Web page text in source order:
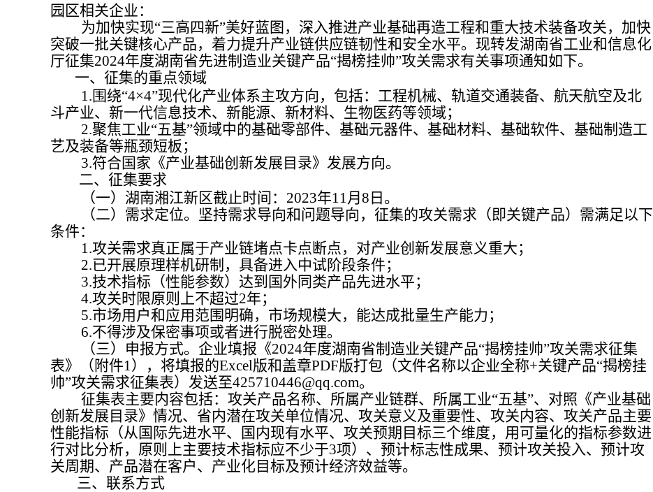
园区相关企业：
为加快实现“三高四新”美好蓝图，深入推进产业基础再造工程和重大技术装备攻关，加快
突破一批关键核心产品，着力提升产业链供应链韧性和安全水平。现转发湖南省工业和信息化
厅征集2024年度湖南省先进制造业关键产品“揭榜挂帅”攻关需求有关事项通知如下。
一、征集的重点领域
1.围绕“4×4”现代化产业体系主攻方向，包括：工程机械、轨道交通装备、航天航空及北
斗产业、新一代信息技术、新能源、新材料、生物医药等领域；
2.聚焦工业“五基”领域中的基础零部件、基础元器件、基础材料、基础软件、基础制造工
艺及装备等瓶颈短板；
3.符合国家《产业基础创新发展目录》发展方向。
二、征集要求
（一） 湖南湘江新区截止时间 ： 2023年11月 8 日。
（二）需求定位。坚持需求导向和问题导向，征集的攻关需求（即关键产品）需满足以下
条件：
1.攻关需求真正属于产业链堵点卡点断点，对产业创新发展意义重大；
2.已开展原理样机研制，具备进入中试阶段条件；
3.技术指标（性能参数）达到国外同类产品先进水平；
4.攻关时限原则上不超过2年；
5.市场用户和应用范围明确，市场规模大，能达成批量生产能力；
6.不得涉及保密事项或者进行脱密处理。
（三）申报方式。企业填报《2024年度湖南省制造业关键产品“揭榜挂帅”攻关需求征集
表》（附件1）， 将填报的Excel版和盖章PDF版打包（文件名称以企业全称+关键产品“揭榜挂
帅”攻关需求征集表）发送至425710446@qq.com。
征集表主要内容包括：攻关产品名称、所属产业链群、所属工业“五基”、对照《产业基础
创新发展目录》情况、省内潜在攻关单位情况、攻关意义及重要性、攻关内容、攻关产品主要
性能指标（从国际先进水平、国内现有水平、攻关预期目标三个维度，用可量化的指标参数进
行对比分析，原则上主要技术指标应不少于3项）、预计标志性成果、预计攻关投入、预计攻
关周期、产品潜在客户、产业化目标及预计经济效益等。
三、联系方式